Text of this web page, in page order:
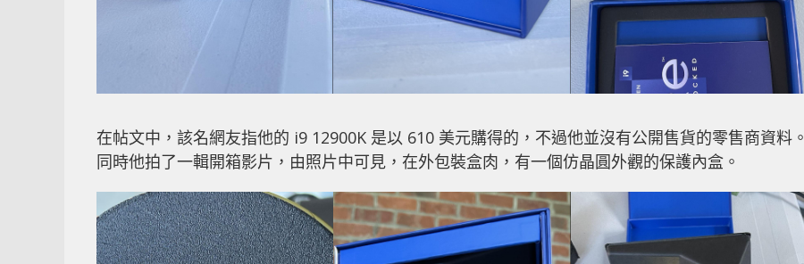
在帖文中，該名網友指他的 i9 12900K 是以 610 美元購得的，不過他並沒有公開售貨的零售商資料。
同時他拍了一輯開箱影片，由照片中可見，在外包裝盒肉，有一個仿晶圓外觀的保護內盒。